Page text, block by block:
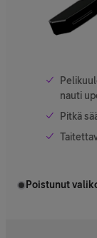
nauti
Pitkä
Poistunut